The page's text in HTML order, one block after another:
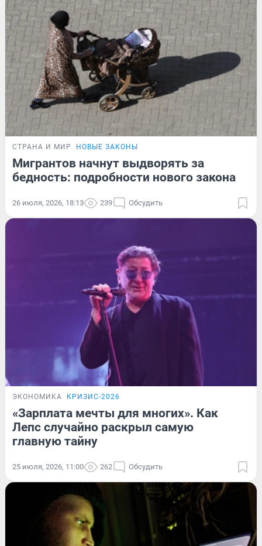
СТРАНА И МИР НОВЫЕ ЗАКОНЫ
Мигрантов начнут выдворять за
бедность: подробности нового закона
26 июля, 2026, 18:13 239 Обсудить
ЭКОНОМИКА КРИЗИС-2026
«Зарплата мечты для многих». Как
Лепс случайно раскрыл самую
главную тайну
25 июля, 2026, 11:00 262 Обсудить